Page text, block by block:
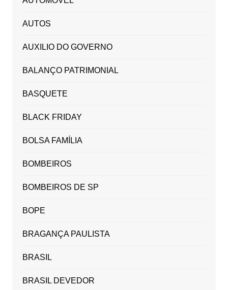
AUTOS
AUXILIO DO GOVERNO
BALANÇO PATRIMONIAL
BASQUETE
BLACK FRIDAY
BOLSA FAMÍLIA
BOMBEIROS
BOMBEIROS DE SP
BOPE
BRAGANÇA PAULISTA
BRASIL
BRASIL DEVEDOR